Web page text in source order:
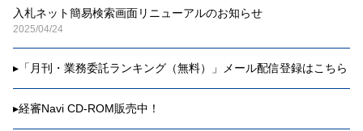
入札ネット簡易検索画面リニューアルのお知らせ
2025/04/24
▸ 「月刊・業務委託ランキング（無料）」メール配信登録はこちら
▸経審Navi CD-ROM販売中！